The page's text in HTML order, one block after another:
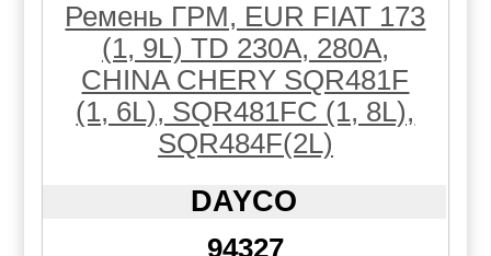
Ремень ГРМ, EUR FIAT 173
(1, 9L) TD 230A, 280A,
CHINA CHERY SQR481F
(1, 6L), SQR481FC (1, 8L),
SQR484F(2L)
DAYCO
94327